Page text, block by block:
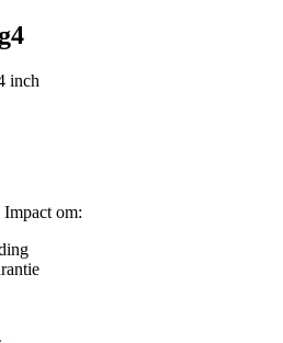
inch
om: